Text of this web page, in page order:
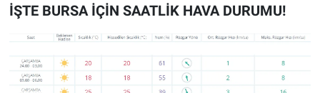
İŞTE BURSA İÇİN SAATLİK HAVA DURUMU!